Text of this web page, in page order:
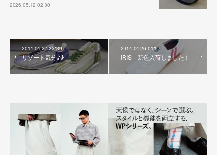
2026.05.12 02:30
2014.04.27 22:39
リゾート気分♪♪
2014.04.26 01:57
IRIS 新色入荷しました！